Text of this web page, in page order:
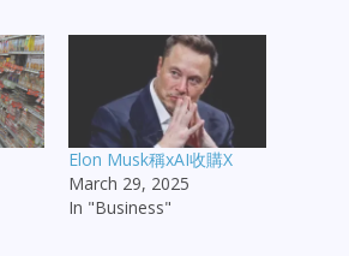
Elon Musk稱xAI收購X
March 29, 2025
In "Business"